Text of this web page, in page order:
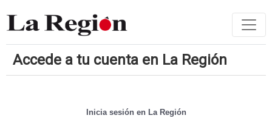
Accede a tu cuenta en La Región
Inicia sesión en La Región